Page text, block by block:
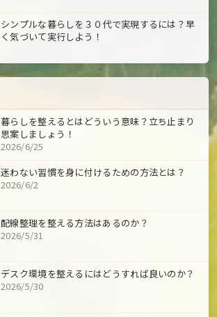
シンプルな暮らしを３０代で実現するには？早
く気づいて実行しよう！
暮らしを整えるとはどういう意味？立ち止まり
思案しましょう！
2026/6/25
迷わない習慣を身に付けるための方法とは？
2026/6/2
配線整理を整える方法はあるのか？
2026/5/31
デスク環境を整えるにはどうすれば良いのか？
2026/5/30